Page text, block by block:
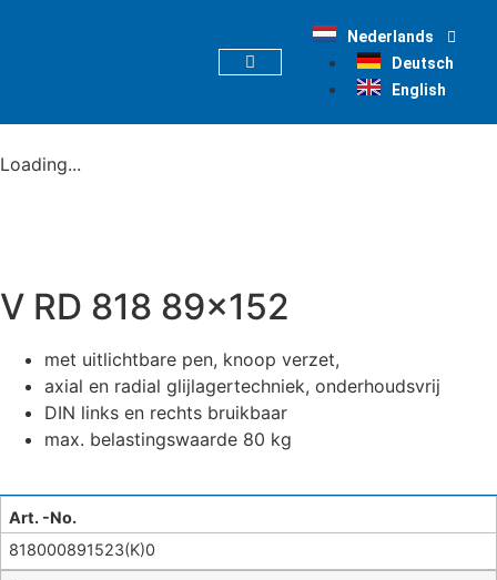
Nederlands
Deutsch
English
Loading...
V RD 818 89×152
met uitlichtbare pen, knoop verzet,
axial en radial glijlagertechniek, onderhoudsvrij
DIN links en rechts bruikbaar
max. belastingswaarde 80 kg
Art. -No.
818000891523(K)0